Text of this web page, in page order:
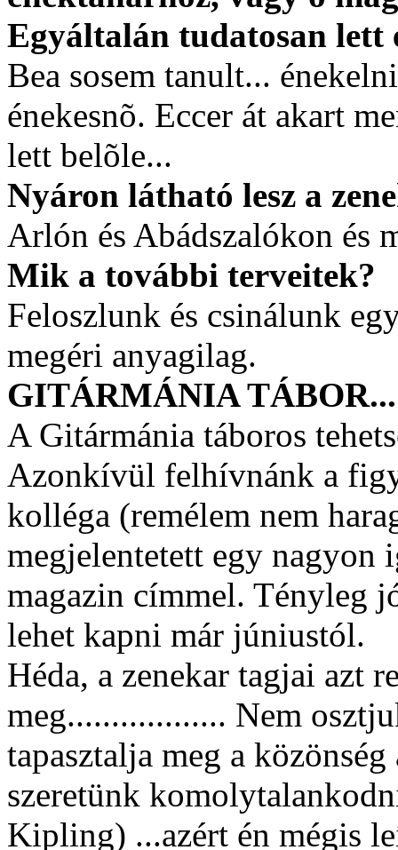
Egyáltalán tudatosan lett
Bea sosem tanult...
énekesnõ. Eccer át akart
lett belõle...
Nyáron látható lesz a
Arlón és Abádszalókon és
Mik a további terveitek?
Feloszlunk és csinálunk
megéri anyagilag.
GITÁRMÁNIA
A Gitármánia táboros
Azonkívül felhívnánk a
kolléga (remélem nem
megjelentetett egy nagyon
magazin címmel. Tényleg
lehet kapni már júniustól.
Héda, a zenekar tagjai azt
meg.................. Nem
tapasztalja meg a
szeretünk
Kipling) ...azért én mégis